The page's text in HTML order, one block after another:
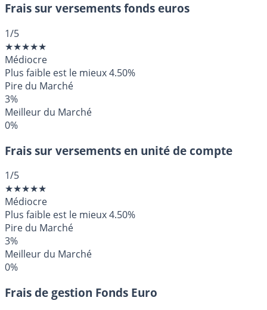
Frais sur versements fonds euros
1/5
★★★★★
Médiocre
Plus faible est le mieux4.50%
Pire du Marché
3%
Meilleur du Marché
0%
Frais sur versements en unité de compte
1/5
★★★★★
Médiocre
Plus faible est le mieux4.50%
Pire du Marché
3%
Meilleur du Marché
0%
Frais de gestion Fonds Euro